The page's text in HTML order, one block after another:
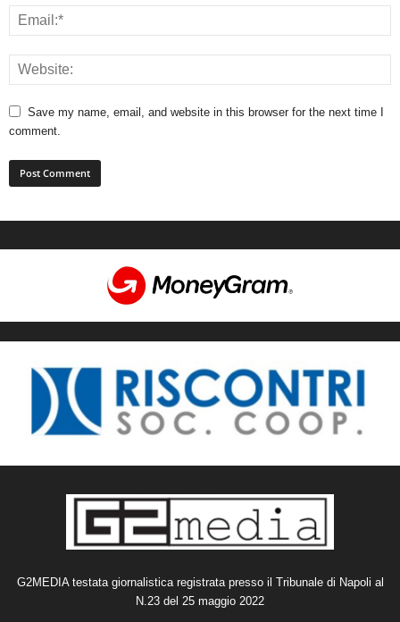
Save my name, email, and website in this browser for the next time I
comment.
G2MEDIA testata giornalistica registrata presso il Tribunale di Napoli al
N.23 del 25 maggio 2022